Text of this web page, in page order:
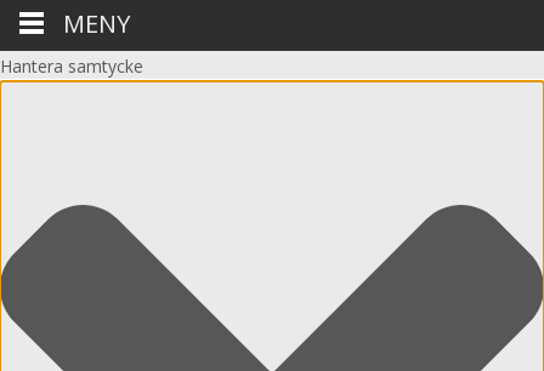
Hantera samtycke
MENY